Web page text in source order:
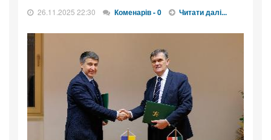
26.11.2025 22:30 Коменарів - 0 Читати далі...